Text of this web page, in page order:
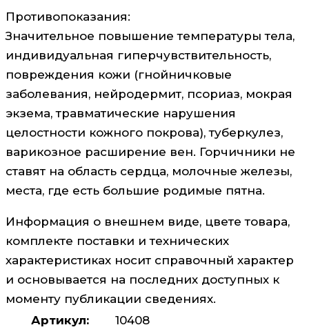
Противопоказания:
Значительное повышение температуры тела,
индивидуальная гиперчувствительность,
повреждения кожи (гнойничковые
заболевания, нейродермит, псориаз, мокрая
экзема, травматические нарушения
целостности кожного покрова), туберкулез,
варикозное расширение вен. Горчичники не
ставят на область сердца, молочные железы,
места, где есть большие родимые пятна.
Информация о внешнем виде, цвете товара,
комплекте поставки и технических
характеристиках носит справочный характер
и основывается на последних доступных к
моменту публикации сведениях.
Артикул:
10408